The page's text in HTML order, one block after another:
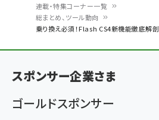
く
ず
連載・特集コーナー一覧
総まとめ、ツール動向
乗り換え必須！Flash CS4新機能徹底解剖
スポンサー企業さま
ゴールドスポンサー